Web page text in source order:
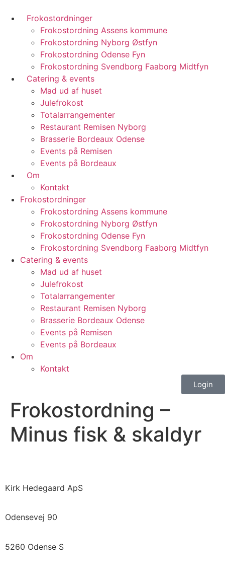
Frokostordninger
Frokostordning Assens kommune
Frokostordning Nyborg Østfyn
Frokostordning Odense Fyn
Frokostordning Svendborg Faaborg Midtfyn
Catering & events
Mad ud af huset
Julefrokost
Totalarrangementer
Restaurant Remisen Nyborg
Brasserie Bordeaux Odense
Events på Remisen
Events på Bordeaux
Om
Kontakt
Frokostordninger
Frokostordning Assens kommune
Frokostordning Nyborg Østfyn
Frokostordning Odense Fyn
Frokostordning Svendborg Faaborg Midtfyn
Catering & events
Mad ud af huset
Julefrokost
Totalarrangementer
Restaurant Remisen Nyborg
Brasserie Bordeaux Odense
Events på Remisen
Events på Bordeaux
Om
Kontakt
Login
Frokostordning –
Minus fisk & skaldyr
Kirk Hedegaard ApS
Odensevej 90
5260 Odense S